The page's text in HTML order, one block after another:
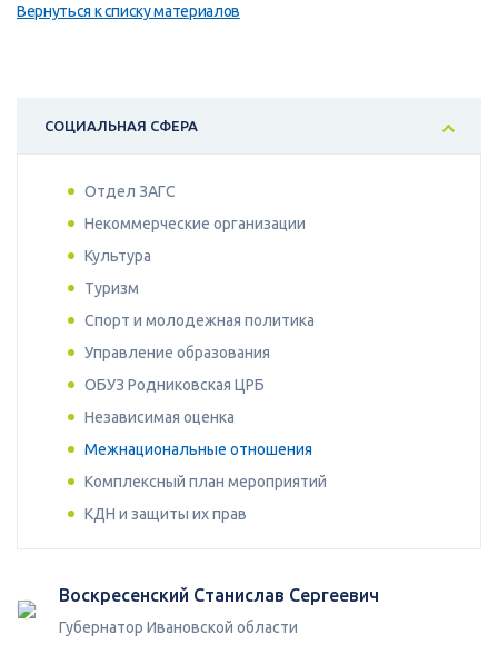
Вернуться к списку материалов
СОЦИАЛЬНАЯ СФЕРА
Отдел ЗАГС
Некоммерческие организации
Культура
Туризм
Спорт и молодежная политика
Управление образования
ОБУЗ Родниковская ЦРБ
Независимая оценка
Межнациональные отношения
Комплексный план мероприятий
КДН и защиты их прав
Воскресенский Станислав Сергеевич
Губернатор Ивановской области